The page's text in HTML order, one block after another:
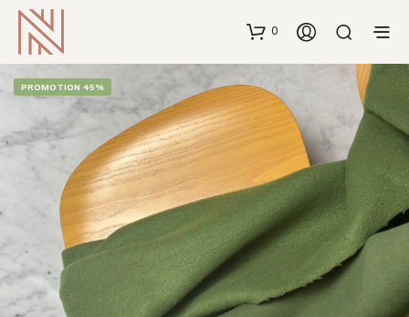
0
PROMOTION 45%